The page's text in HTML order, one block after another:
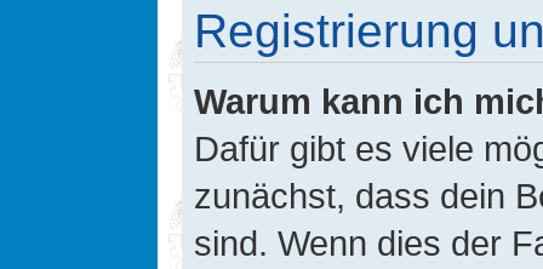
Registrierung
Warum kann ich
Dafür gibt es viele
zunächst, dass dein
sind. Wenn dies der